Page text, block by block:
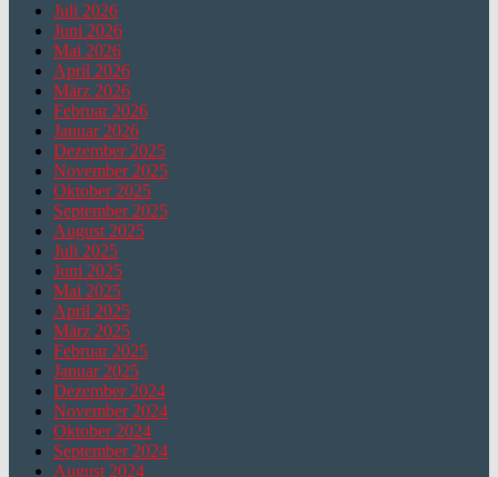
Juli 2026
Juni 2026
Mai 2026
April 2026
März 2026
Februar 2026
Januar 2026
Dezember 2025
November 2025
Oktober 2025
September 2025
August 2025
Juli 2025
Juni 2025
Mai 2025
April 2025
März 2025
Februar 2025
Januar 2025
Dezember 2024
November 2024
Oktober 2024
September 2024
August 2024